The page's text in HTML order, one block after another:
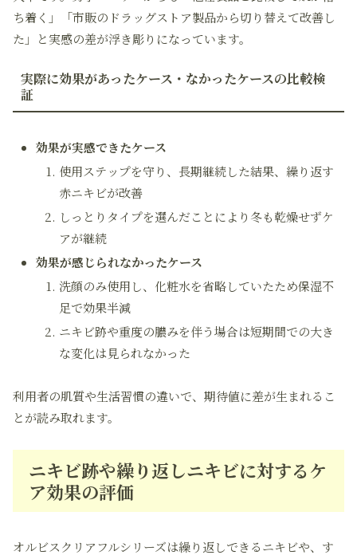
ち着く」「市販のドラッグストア製品から切り替えて改善し
た」と実感の差が浮き彫りになっています。
実際に効果があったケース・なかったケースの比較検
証
効果が実感できたケース
使用ステップを守り、長期継続した結果、繰り返す
赤ニキビが改善
しっとりタイプを選んだことにより冬も乾燥せずケ
アが継続
効果が感じられなかったケース
洗顔のみ使用し、化粧水を省略していたため保湿不
足で効果半減
ニキビ跡や重度の膿みを伴う場合は短期間での大き
な変化は見られなかった
利用者の肌質や生活習慣の違いで、期待値に差が生まれるこ
とが読み取れます。
ニキビ跡や繰り返しニキビに対するケ
ア効果の評価
オルビスクリアフルシリーズは繰り返しできるニキビや、す